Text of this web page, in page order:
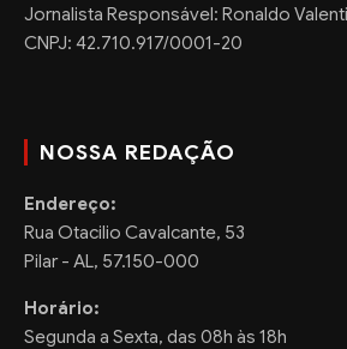
Jornalista Responsável: Ronaldo
CNPJ: 42.710.917/0001-20
NOSSA REDAÇÃO
Endereço:
Rua Otacilio Cavalcante, 53
Pilar - AL, 57.150-000
Horário:
Segunda a Sexta, das 08h às 18h